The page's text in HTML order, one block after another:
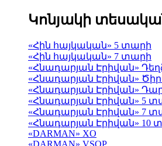
Կոնյակի
«Հին հայկական» 5 տարի
«Հին հայկական» 7 տարի
«Հնադարյան Էրիվան»
«Հնադարյան Էրիվան»
«Հնադարյան Էրիվան»
«Հնադարյան Էրիվան» 5
«Հնադարյան Էրիվան» 7
«Հնադարյան Էրիվան» 10
«DARMAN» XO
«DARMAN» VSOP